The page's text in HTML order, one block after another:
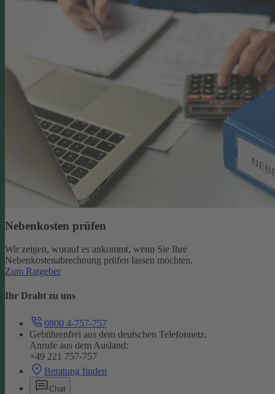
Nebenkosten prüfen
Wir zeigen, worauf es ankommt, wenn Sie Ihre
Nebenkostenabrechnung prüfen lassen möchten.
Zum Ratgeber
Ihr Draht zu uns
0800 4-757-757
Gebührenfrei aus dem deutschen Telefonnetz.
Anrufe aus dem Ausland:
+49 221 757-757
Beratung finden
Chat